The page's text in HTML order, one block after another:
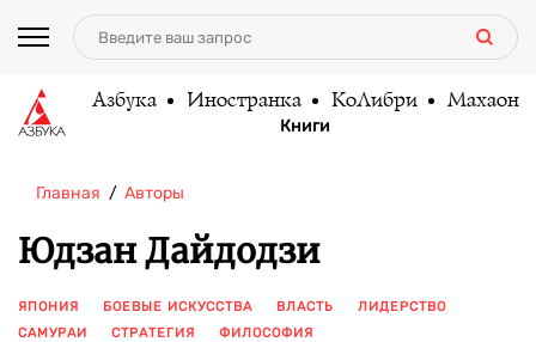
Азбука Иностранка КоЛибри Махаон
Книги
Главная Авторы
Юдзан Дайдодзи
ЯПОНИЯ БОЕВЫЕ ИСКУССТВА ВЛАСТЬ
ЛИДЕРСТВО
САМУРАИ
СТРАТЕГИЯ ФИЛОСОФИЯ